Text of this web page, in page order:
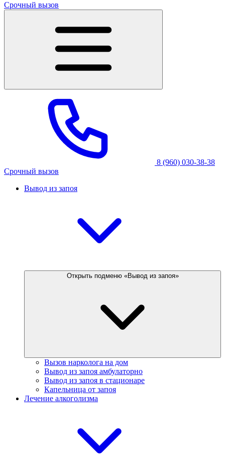
Срочный вызов
8 (960) 030-38-38
Срочный вызов
Вывод из запоя
Открыть подменю «Вывод из запоя»
Вызов нарколога на дом
Вывод из запоя амбулаторно
Вывод из запоя в стационаре
Капельница от запоя
Лечение алкоголизма